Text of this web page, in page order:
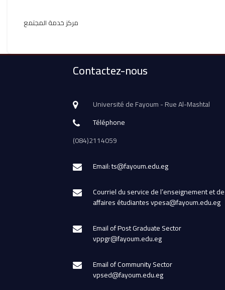
مركز خدمة المجتمع
Contactez-nous
Université de Fayoum - Rue Al-Mashtal
Téléphone
(084)2114059
Email: ts@fayoum.edu.eg
Courriel du service de l’enseignement et
affaires étudiantes vpesa@fayoum.edu.eg
Email of Post Graduate Sector
vppgr@fayoum.edu.eg
Email of Community Sector
vpsed@fayoum.edu.eg